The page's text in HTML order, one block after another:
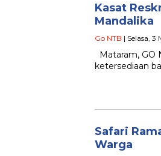
Kasat
Mandalika
Go NTB | Selasa, 3
Mataram, GO
ketersediaan
Safari
Warga